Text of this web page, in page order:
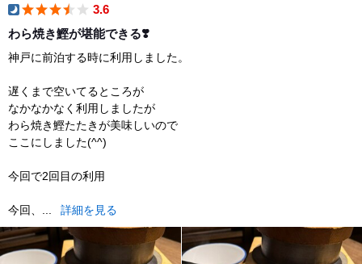
3.6
わら焼き鰹が堪能できる❣️
神戸に前泊する時に利用しました。
遅くまで空いてるところが
なかなかなく利用しましたが
わら焼き鰹たたきが美味しいので
ここにしました(^^)
今回で2回目の利用
今回、... 詳細を見る